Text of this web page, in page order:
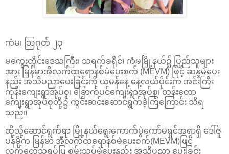
ကံမ၊ ဩဂုတ် ၂၃
မကွေးတိုင်းဒေသကြီး၊ သရက်ခရိုင်၊ ကံမမြို့နယ်၌ ပြည်သူများ
အား မြန်မာအီလက်ထရောနစ်မဲပေးစက် (MEVM) ဖြင့် ဆန္ဒမဲပေး
နည်း အသိပညာပေးခြင်းကို ယမန်နေ့ နေ့လယ်ပိုင်းက အင်းကြီး
ကုန်းကျေးရွာအုပ်စု၊ ခြောက်ပင်ကျေးရွာအုပ်စု၊ ထန်းတော
ကျေးရွာအုပ်စုတို့၌ ကွင်းဆင်းဆောင်ရွက်ခဲ့ကြကြောင်း သိရ
သည်။
ထိုသို့ဆောင်ရွက်ရာ မြို့နယ်ရွေးကောက်ပွဲကော်မရှင်အရာရှိ ဒေါ်ဇူ
ပန်မိုက မြန်မာ အီလက်ထရောနစ်မဲပေးစက်(MEVM)ဖြင့်
လက်တွေ့သရုပ်ပြ စမ်းသပ်မဲပေးနည်း အသိပညာ ပေးခြင်း